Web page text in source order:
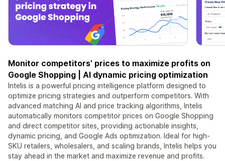
Monitor competitors' prices to maximize profits on
Google Shopping | AI dynamic pricing optimization
Intelis is a powerful pricing intelligence platform designed to
optimize pricing strategies and outperform competitors. With
advanced matching AI and price tracking algorithms, Intelis
automatically monitors competitor prices on Google Shopping
and direct competitor sites, providing actionable insights,
dynamic pricing, and Google Ads optimization. Ideal for high-
SKU retailers, wholesalers, and scaling brands, Intelis helps you
stay ahead in the market and maximize revenue and profits.